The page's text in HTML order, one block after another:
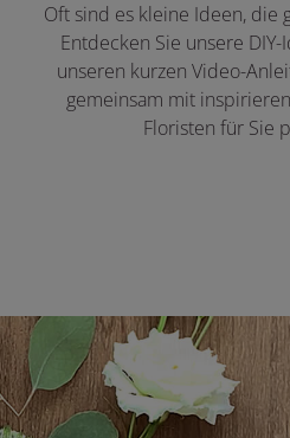
Oft sind es kleine Ideen, die
Entdecken Sie unsere
unseren kurzen Video-
gemeinsam mit
Floristen für Sie